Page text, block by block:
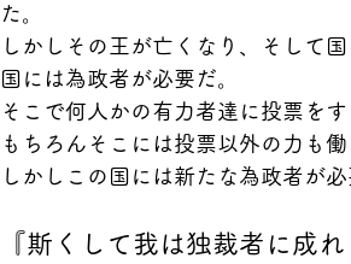
た。
しかしその王が亡くなり、そして
国には為政者が必要だ。
そこで何人かの有力者達に投票を
もちろんそこには投票以外の力も働
しかしこの国には新たな為政者が必
『斯くして我は独裁者に成